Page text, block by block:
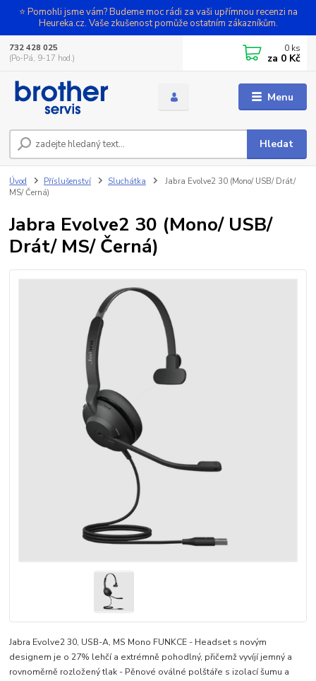
⭐ Pomohli jsme vám? Budeme moc rádi za vaši upřímnou recenzi na
Heureka.cz. Vaše zkušenost pomůže ostatním zákazníkům.
Menu
Hledat
732 428 025
(Po-Pá, 9-17 hod.)
0 ks
za 0 Kč
Úvod Příslušenství Sluchátka
Jabra Evolve2 30 (Mono/ USB/ Drát/
MS/ Černá)
Jabra Evolve2 30 (Mono/ USB/
Drát/ MS/ Černá)
Jabra Evolve2 30, USB-A, MS Mono FUNKCE - Headset s novým
designem je o 27% lehčí a extrémně pohodlný, přičemž vyvíjí jemný a
rovnoměrně rozložený tlak - Pěnové oválné polštáře s izolací šumu a